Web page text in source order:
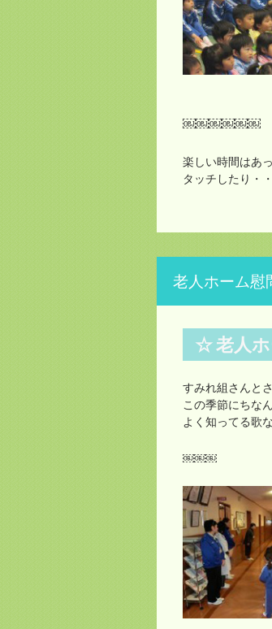
￼￼￼￼￼￼
楽しい時間はあ
タッチしたり・
老人ホーム慰
☆ 老人ホ
すみれ組さんと
この季節にちな
よく知ってる歌
￼￼￼